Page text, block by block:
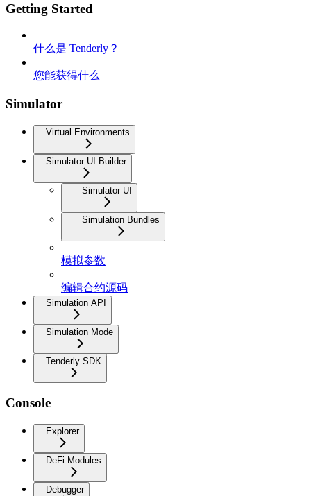
Getting Started
什么是 Tenderly？
您能获得什么
Simulator
Virtual Environments
Simulator UI Builder
Simulator UI
Simulation Bundles
模拟参数
编辑合约源码
Simulation API
Simulation Mode
Tenderly SDK
Console
Explorer
DeFi Modules
Debugger